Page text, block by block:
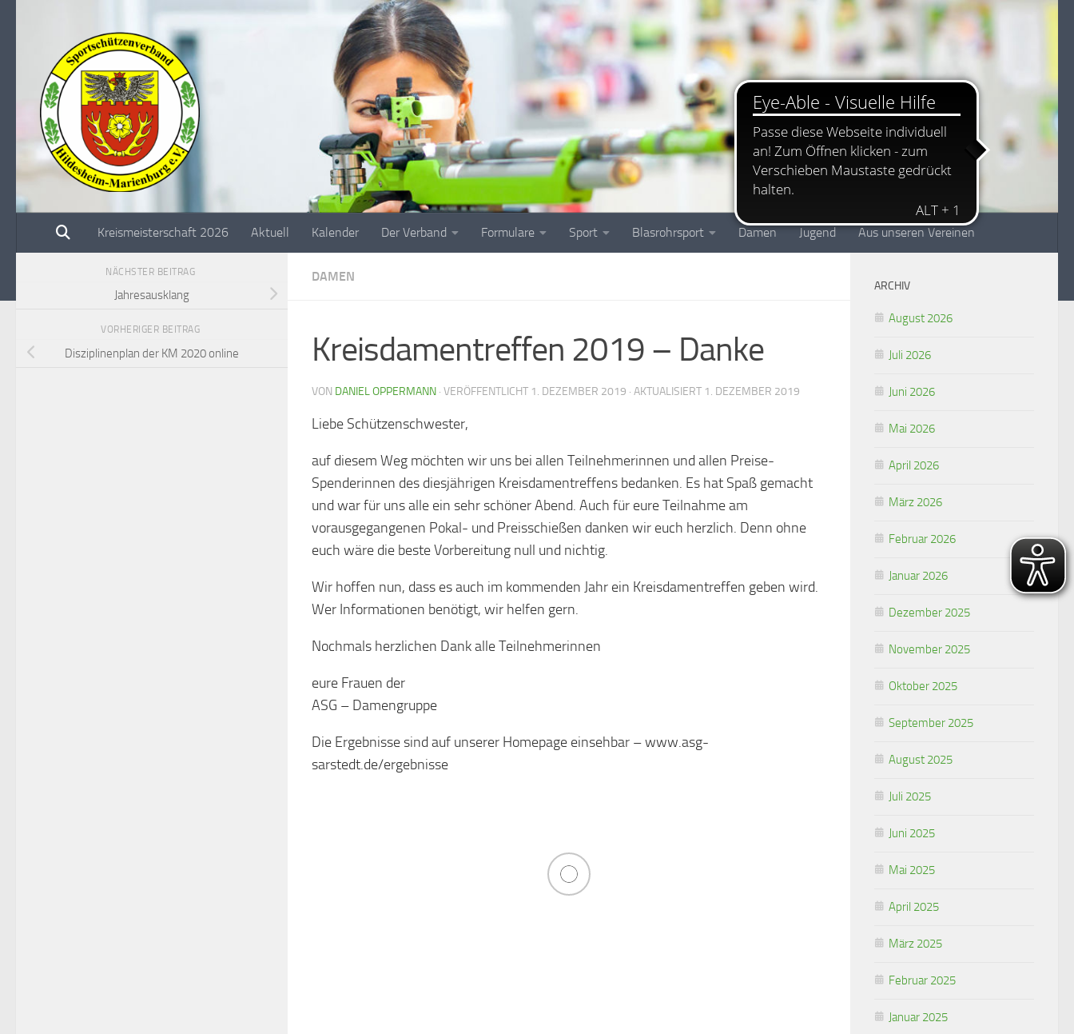
Kreismeisterschaft 2026 Aktuell Kalender Der Verband Formulare Sport Blasrohrsport Damen Jugend Aus unseren Vereinen
DAMEN
Kreisdamentreffen 2019 – Danke
VON DANIEL OPPERMANN · VERÖFFENTLICHT 1. DEZEMBER 2019 · AKTUALISIERT 1. DEZEMBER 2019
Liebe Schützenschwester,
auf diesem Weg möchten wir uns bei allen Teilnehmerinnen und allen Preise-
Spenderinnen des diesjährigen Kreisdamentreffens bedanken. Es hat Spaß gemacht
und war für uns alle ein sehr schöner Abend. Auch für eure Teilnahme am
vorausgegangenen Pokal- und Preisschießen danken wir euch herzlich. Denn ohne
euch wäre die beste Vorbereitung null und nichtig.
Wir hoffen nun, dass es auch im kommenden Jahr ein Kreisdamentreffen geben wird.
Wer Informationen benötigt, wir helfen gern.
Nochmals herzlichen Dank alle Teilnehmerinnen
eure Frauen der
ASG – Damengruppe
Die Ergebnisse sind auf unserer Homepage einsehbar – www.asg-
sarstedt.de/ergebnisse
NÄCHSTER BEITRAG
Jahresausklang
VORHERIGER BEITRAG
Disziplinenplan der KM 2020 online
ARCHIV
August 2026
Juli 2026
Juni 2026
Mai 2026
April 2026
März 2026
Februar 2026
Januar 2026
Dezember 2025
November 2025
Oktober 2025
September 2025
August 2025
Juli 2025
Juni 2025
Mai 2025
April 2025
März 2025
Februar 2025
Januar 2025